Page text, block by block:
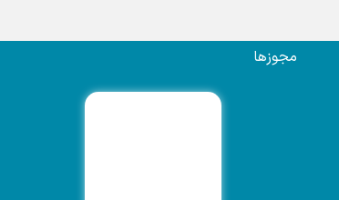
مجوزها